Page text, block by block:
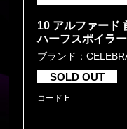
10 アルファード
ハーフスポイラー
ブランド：
SOLD OUT
コード F